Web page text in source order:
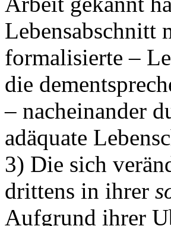
Lebensabschnitt
formalisierte –
die
– nacheinander
adäquate
3) Die sich
drittens in ihrer
Aufgrund ihrer